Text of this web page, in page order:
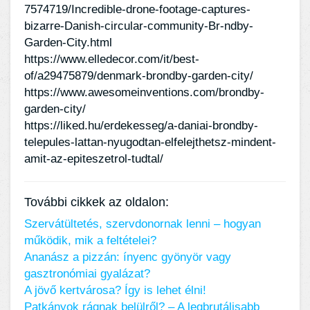
7574719/Incredible-drone-footage-captures-
bizarre-Danish-circular-community-Br-ndby-
Garden-City.html
https://www.elledecor.com/it/best-
of/a29475879/denmark-brondby-garden-city/
https://www.awesomeinventions.com/brondby-
garden-city/
https://liked.hu/erdekesseg/a-daniai-brondby-
telepules-lattan-nyugodtan-elfelejthetsz-mindent-
amit-az-epiteszetrol-tudtal/
További cikkek az oldalon:
Szervátültetés, szervdonornak lenni – hogyan
működik, mik a feltételei?
Ananász a pizzán: ínyenc gyönyör vagy
gasztronómiai gyalázat?
A jövő kertvárosa? Így is lehet élni!
Patkányok rágnak belülről? – A legbrutálisabb